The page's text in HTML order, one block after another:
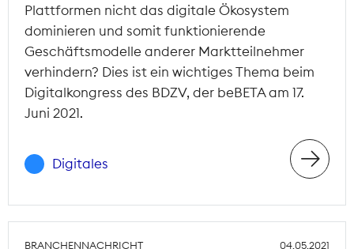
Plattformen nicht das digitale Ökosystem
dominieren und somit funktionierende
Geschäftsmodelle anderer Marktteilnehmer
verhindern? Dies ist ein wichtiges Thema beim
Digitalkongress des BDZV, der beBETA am 17.
Juni 2021.
Digitales
BRANCHENNACHRICHT 04.05.2021